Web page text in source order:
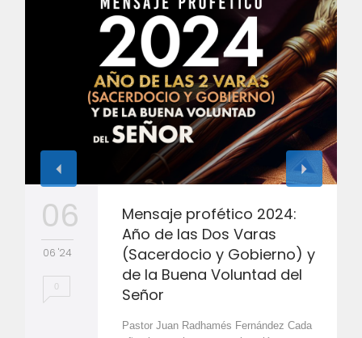
06
06 '24
0
Mensaje profético 2024:
Año de las Dos Varas
(Sacerdocio y Gobierno) y
de la Buena Voluntad del
Señor
Pastor Juan Radhamés Fernández Cada